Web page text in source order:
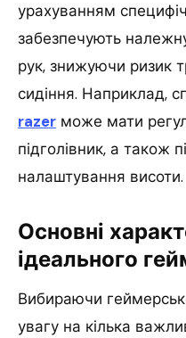
урахуванням
забезпечують
рук, знижуючи ризик
сидіння. Наприклад,
razer може мати
підголівник, а також
налаштування висоти.
Основні
ідеального
Вибираючи
увагу на кілька